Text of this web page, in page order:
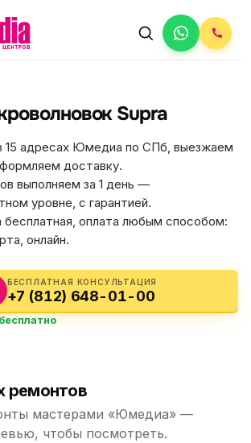
Supra
15 адресах Юмедиа по СПб, выезжаем
доставку.
выполняем за 1 день —
уровне, с гарантией.
бесплатная, оплата любым способом:
онлайн.
БЕСПЛАТНАЯ КОНСУЛЬТАЦИЯ
+7 (812) 648-01-00
СЕРВИС
ремонтов
мастерами «Юмедиа» —
чтобы посмотреть.